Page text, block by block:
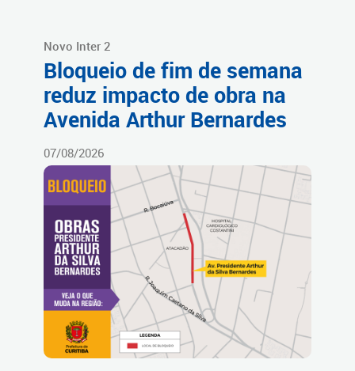
Novo Inter 2
Bloqueio de fim de semana
reduz impacto de obra na
Avenida Arthur Bernardes
07/08/2026